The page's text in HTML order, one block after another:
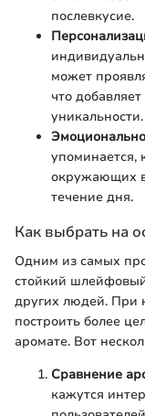
послевкусие.
может
что
уникальности.
упоминается,
окружающих в
течение дня.
Как выбрать на
Одним из самых
стойкий
других людей.
построить более
аромате. Вот
Сравнение
кажутся